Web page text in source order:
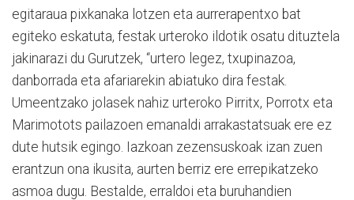
egitaraua pixkanaka lotzen eta aurrerapentxo bat
egiteko eskatuta, festak urteroko ildotik osatu dituztela
jakinarazi du Gurutzek, “urtero legez, txupinazoa,
danborrada eta afariarekin abiatuko dira festak.
Umeentzako jolasek nahiz urteroko Pirritx, Porrotx eta
Marimotots pailazoen emanaldi arrakastatsuak ere ez
dute hutsik egingo. Iazkoan zezensuskoak izan zuen
erantzun ona ikusita, aurten berriz ere errepikatzeko
asmoa dugu. Bestalde, erraldoi eta buruhandien